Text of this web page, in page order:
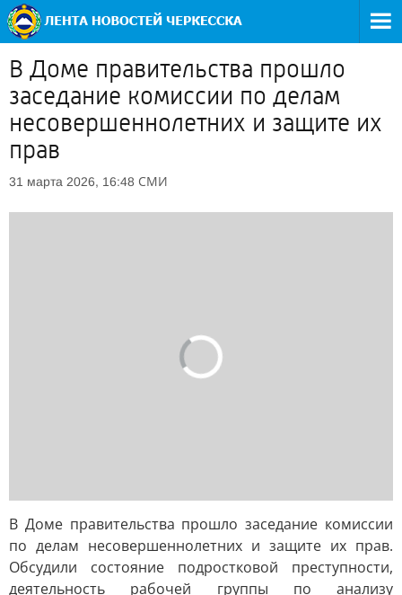
В Доме правительства прошло
заседание комиссии по делам
несовершеннолетних и защите их
прав
31 марта 2026, 16:48 СМИ
В Доме правительства прошло заседание комиссии
по делам несовершеннолетних и защите их прав.
Обсудили состояние подростковой преступности,
деятельность рабочей группы по анализу